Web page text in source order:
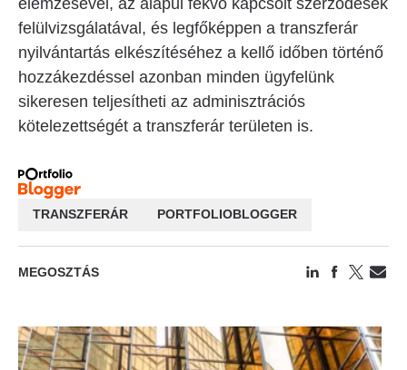
elemzésével, az alapul fekvő kapcsolt szerződések
felülvizsgálatával, és legfőképpen a transzferár
nyilvántartás elkészítéséhez a kellő időben történő
hozzákezdéssel azonban minden ügyfelünk
sikeresen teljesítheti az adminisztrációs
kötelezettségét a transzferár területen is.
TRANSZFERÁR PORTFOLIOBLOGGER
MEGOSZTÁS